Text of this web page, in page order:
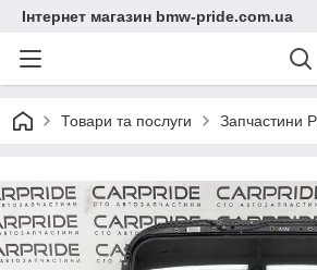
Інтернет магазин bmw-pride.com.ua
Товари та послуги Запчастини